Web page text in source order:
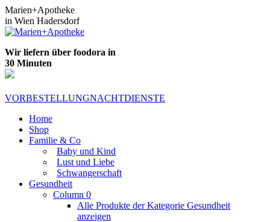
Zum
Inhalt
springen
Marien+Apotheke
in Wien Hadersdorf
Wir liefern über foodora in
30 Minuten
VORBESTELLUNGNACHTDIENSTE
Home
Shop
Familie & Co
Baby und Kind
Lust und Liebe
Schwangerschaft
Gesundheit
Column 0
Alle Produkte der Kategorie Gesundheit
anzeigen